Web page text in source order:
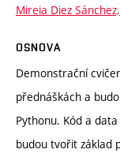
Mireia Diez
OSNOVA
Demonstrační
přednáškách a
Pythonu. Kód a
budou tvořit základ